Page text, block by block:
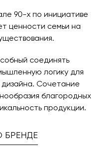
удобное для вас
90-х по инициативе
ценности семьи на
соединять
логику для
дизайна. Сочетание
благородных
продукции.
БРЕНДЕ